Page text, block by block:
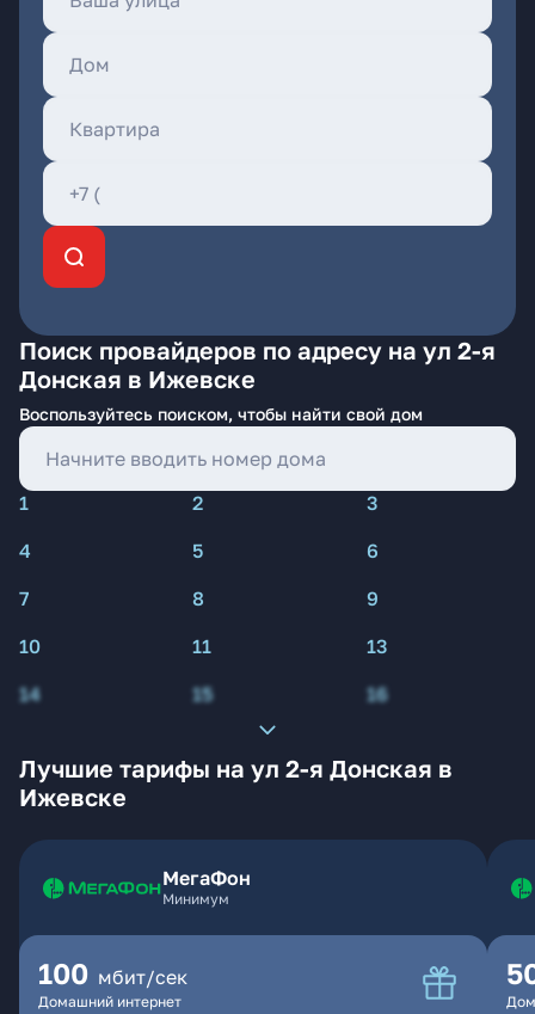
Поиск провайдеров по адресу на ул 2-я
Донская в Ижевске
Воспользуйтесь поиском, чтобы найти свой дом
1 2
3
4
5
6
7
8
9
10
11
13
14
15 16
Лучшие тарифы на ул 2-я Донская в
Ижевске
МегаФон
Минимум
100 мбит/сек
Домашний интернет